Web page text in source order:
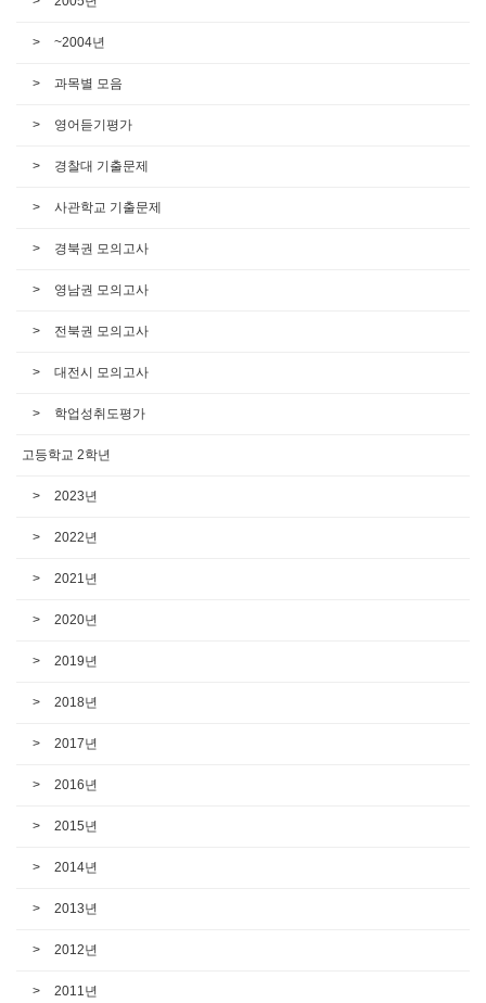
~2004년
과목별 모음
영어듣기평가
경찰대 기출문제
사관학교 기출문제
경북권 모의고사
영남권 모의고사
전북권 모의고사
대전시 모의고사
학업성취도평가
고등학교 2학년
2023년
2022년
2021년
2020년
2019년
2018년
2017년
2016년
2015년
2014년
2013년
2012년
2011년